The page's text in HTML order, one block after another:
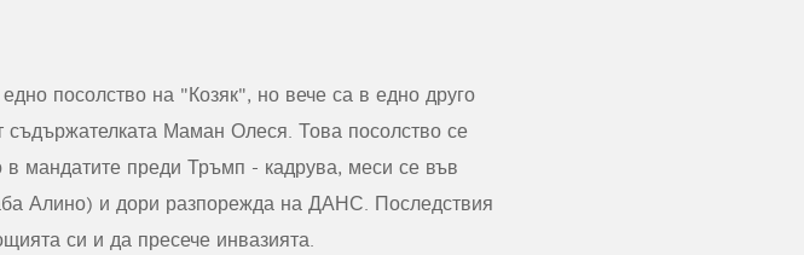
посолство на "Козяк", но вече са в едно друго
съдържателката Маман Олеся. Това посолство се
в мандатите преди Тръмп - кадрува, меси се във
Алино) и дори разпорежда на ДАНС. Последствия
си и да пресече инвазията.